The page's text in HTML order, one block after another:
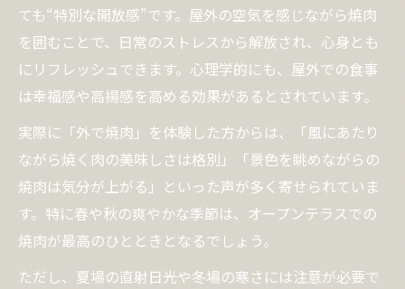
ても“特別な開放感”です。屋外の空気を感じながら焼肉
を囲むことで、日常のストレスから解放され、心身とも
にリフレッシュできます。心理学的にも、屋外での食事
は幸福感や高揚感を高める効果があるとされています。
実際に「外で焼肉」を体験した方からは、「風にあたり
ながら焼く肉の美味しさは格別」「景色を眺めながらの
焼肉は気分が上がる」といった声が多く寄せられていま
す。特に春や秋の爽やかな季節は、オープンテラスでの
焼肉が最高のひとときとなるでしょう。
ただし、夏場の直射日光や冬場の寒さには注意が必要で